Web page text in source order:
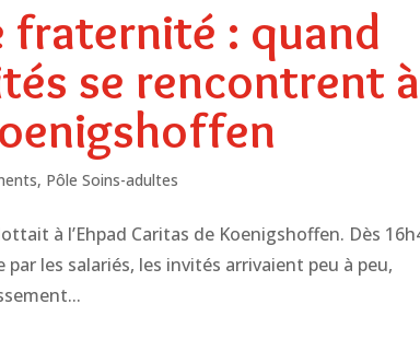
fraternité : quand
se rencontrent à
, Pôle Soins-adultes
à l’Ehpad Caritas de Koenigshoffen. Dès
les salariés, les invités arrivaient peu à peu,